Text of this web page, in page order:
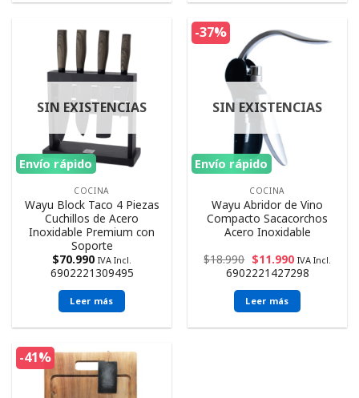
Envío rápido
SIN EXISTENCIAS
COCINA
Wayu Block Taco 4 Piezas
Cuchillos de Acero
Inoxidable Premium con
Soporte
$70.990 IVA Incl.
6902221309495
Leer más
-37%
Envío rápido
SIN EXISTENCIAS
COCINA
Wayu Abridor de Vino
Compacto Sacacorchos
Acero Inoxidable
$18.990 $11.990 IVA Incl.
6902221427298
Leer más
-41%